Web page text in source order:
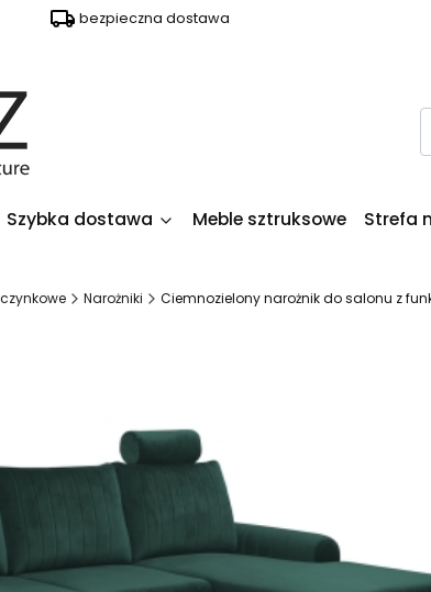
bezpieczna dostawa
Szybka dostawa Meble sztruksowe Strefa
Narożniki Ciemnozielony narożnik do salonu z